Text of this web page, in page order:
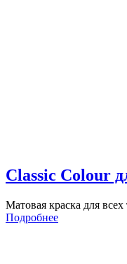
Classic Colour
Матовая краска для
Подробнее